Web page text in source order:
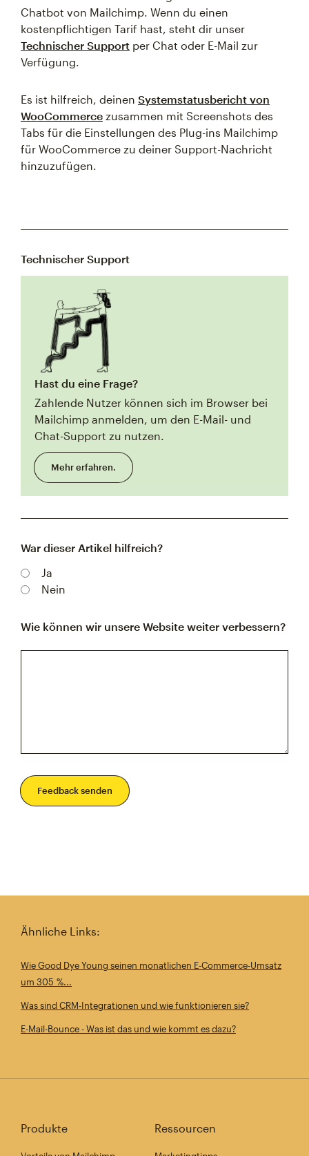
Chatbot von Mailchimp. Wenn du einen
kostenpflichtigen Tarif hast, steht dir unser
Technischer Support per Chat oder E-Mail zur
Verfügung.
Es ist hilfreich, deinen Systemstatusbericht von
WooCommerce zusammen mit Screenshots des
Tabs für die Einstellungen des Plug-ins Mailchimp
für WooCommerce zu deiner Support-Nachricht
hinzuzufügen.
Technischer Support
Hast du eine Frage?
Zahlende Nutzer können sich im Browser bei
Mailchimp anmelden, um den E-Mail- und
Chat-Support zu nutzen.
Mehr erfahren.
War dieser Artikel hilfreich?
Ja
Nein
Wie können wir unsere Website weiter verbessern?
Feedback senden
Ähnliche Links:
Wie Good Dye Young seinen monatlichen E-Commerce-Umsatz
um 305 %...
Was sind CRM-Integrationen und wie funktionieren sie?
E-Mail-Bounce - Was ist das und wie kommt es dazu?
Produkte Ressourcen